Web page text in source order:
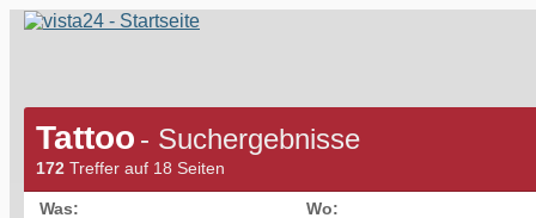
Tattoo - Suchergebnisse
172 Treffer auf 18 Seiten
Was: Wo: